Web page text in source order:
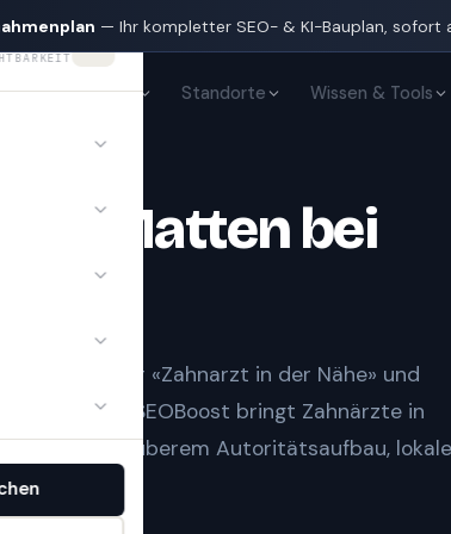
— Ihr kompletter SEO- & KI-Bauplan, sofort
KI-Sichtbarkeit Standorte Wissen & Tools
inMatten bei
Notfall» oder «Zahnarzt in der Nähe» und
Treffern.
SEOBoost bringt Zahnärzte in
KI — mit sauberem Autoritätsaufbau,